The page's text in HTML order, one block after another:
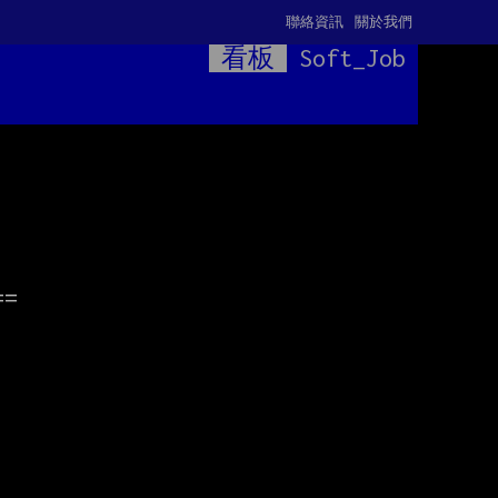
關於我們
聯絡資訊
看板 Soft_Job